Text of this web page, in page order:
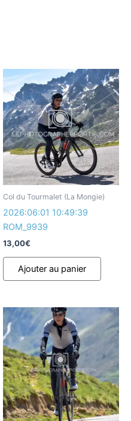
Col du Tourmalet (La Mongie)
2026:06:01 10:49:39
ROM_9939
13,00€
Ajouter au panier